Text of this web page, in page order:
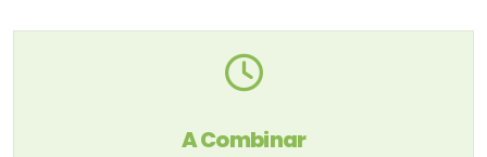
A Combinar